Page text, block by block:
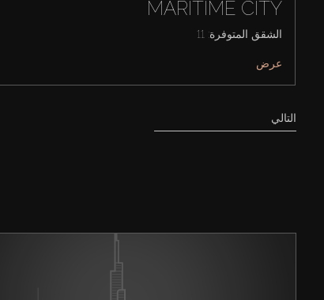
MARITIME CITY
الشقق المتوفرة: 11
عرض
التالي